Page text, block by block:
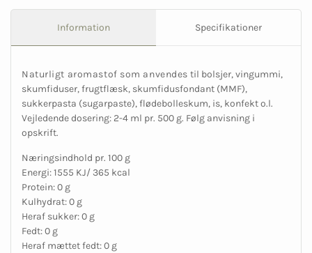
Information Specifikationer
Naturligt aromastof som anvendes til bolsjer, vingummi,
skumfiduser, frugtflæsk, skumfidusfondant (MMF),
sukkerpasta (sugarpaste), flødebolleskum, is, konfekt o.l.
Vejledende dosering: 2-4 ml pr. 500 g. Følg anvisning i
opskrift.
Næringsindhold pr. 100 g
Energi: 1555 KJ/ 365 kcal
Protein: 0 g
Kulhydrat: 0 g
Heraf sukker: 0 g
Fedt: 0 g
Heraf mættet fedt: 0 g